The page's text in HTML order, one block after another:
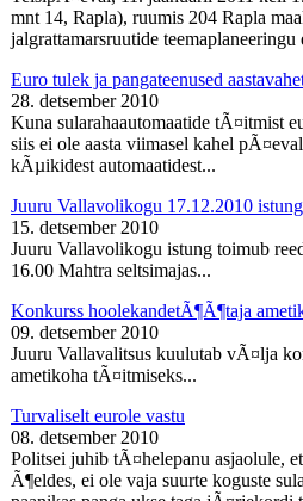
mnt 14, Rapla), ruumis 204 Rapla
jalgrattamarsruutide
Euro tulek ja pangateenused
28. detsember 2010
Kuna sularahaautomaatide tÃ¤itmist
siis ei ole aasta viimasel kahel
kÃµikidest automaatidest...
Juuru Vallavolikogu 17.12.2010 istung
15. detsember 2010
Juuru Vallavolikogu istung toimub
16.00 Mahtra seltsimajas...
Konkurss hoolekandetÃ¶Ã¶taja
09. detsember 2010
Juuru Vallavalitsus kuulutab vÃ¤lja
ametikoha tÃ¤itmiseks...
Turvaliselt eurole vastu
08. detsember 2010
Politsei juhib tÃ¤helepanu asjaolule,
Ã¶eldes, ei ole vaja suurte koguste